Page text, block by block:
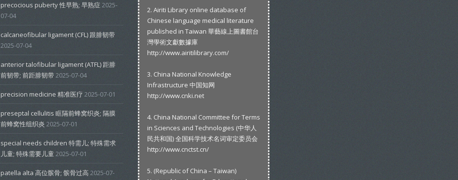
precocious puberty 性早熟; 早熟症 2025-
07-04
calcaneofibular ligament (CFL) 跟腓韧带
2025-07-04
anterior talofibular ligament (ATFL) 距腓
前韧带; 前距腓韧带2025-07-04
precision medicine 精准医疗 2025-07-01
preseptal cellulitis 眶隔前蜂窝织炎; 隔膜
前蜂窝性组织炎 2025-07-01
special needs children 特需儿; 特殊需求
儿童; 特殊需要儿童2025-07-01
patella alta 高位髌骨; 髌骨过高2025-07-
2. Airiti Library online database of
Chinese language medical literature
published in Taiwan 華藝線上圖書館台
灣學術文獻數據庫
http://www.airitilibrary.com/
3. China National Knowledge
Infrastructure 中国知网
http://www.cnki.net
4. China National Committee for Terms
in Sciences and Technologies (中华人
民共和国) 全国科学技术名词审定委员会
http://www.cnctst.cn/
5. (Republic of China – Taiwan)